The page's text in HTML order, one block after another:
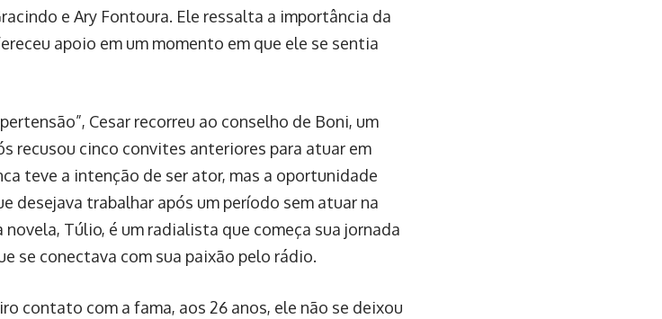
e Ary Fontoura. Ele ressalta a importância da
apoio em um momento em que ele se sentia
Cesar recorreu ao conselho de Boni, um
recusou cinco convites anteriores para atuar em
teve a intenção de ser ator, mas a oportunidade
desejava trabalhar após um período sem atuar na
Túlio, é um radialista que começa sua jornada
se conectava com sua paixão pelo rádio.
contato com a fama, aos 26 anos, ele não se deixou